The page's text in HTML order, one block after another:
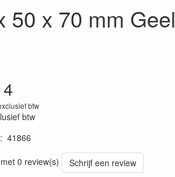
50 x 70 mm Geel
btw
btw
: 41866
0 review(s)
Schrijf een review